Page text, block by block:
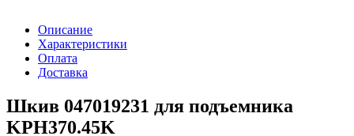
Описание
Характеристики
Оплата
Доставка
Шкив 047019231 для подъемника
KPH370.45K